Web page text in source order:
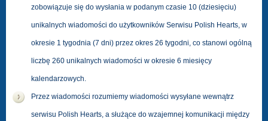
zobowiązuje się do wysłania w podanym czasie 10 (dziesięciu)
unikalnych wiadomości do użytkowników Serwisu Polish Hearts, w
okresie 1 tygodnia (7 dni) przez okres 26 tygodni, co stanowi ogólną
liczbę 260 unikalnych wiadomości w okresie 6 miesięcy
kalendarzowych.
Przez wiadomości rozumiemy wiadomości wysyłane wewnątrz
serwisu Polish Hearts, a służące do wzajemnej komunikacji między